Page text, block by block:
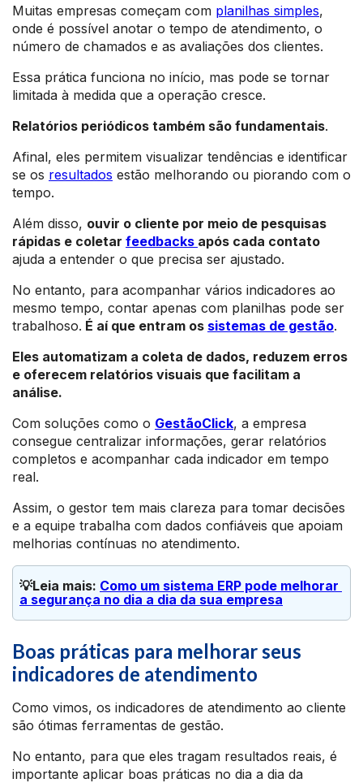
Muitas empresas começam com planilhas simples,
onde é possível anotar o tempo de atendimento, o
número de chamados e as avaliações dos clientes.
Essa prática funciona no início, mas pode se tornar
limitada à medida que a operação cresce.
Relatórios periódicos também são fundamentais.
Afinal, eles permitem visualizar tendências e identificar
se os resultados estão melhorando ou piorando com o
tempo.
Além disso, ouvir o cliente por meio de pesquisas
rápidas e coletar feedbacks após cada contato
ajuda a entender o que precisa ser ajustado.
No entanto, para acompanhar vários indicadores ao
mesmo tempo, contar apenas com planilhas pode ser
trabalhoso. É aí que entram os sistemas de gestão.
Eles automatizam a coleta de dados, reduzem erros
e oferecem relatórios visuais que facilitam a
análise.
Com soluções como o GestãoClick, a empresa
consegue centralizar informações, gerar relatórios
completos e acompanhar cada indicador em tempo
real.
Assim, o gestor tem mais clareza para tomar decisões
e a equipe trabalha com dados confiáveis que apoiam
melhorias contínuas no atendimento.
💡Leia mais: Como um sistema ERP pode melhorar
a segurança no dia a dia da sua empresa
Boas práticas para melhorar seus
indicadores de atendimento
Como vimos, os indicadores de atendimento ao cliente
são ótimas ferramentas de gestão.
No entanto, para que eles tragam resultados reais, é
importante aplicar boas práticas no dia a dia da